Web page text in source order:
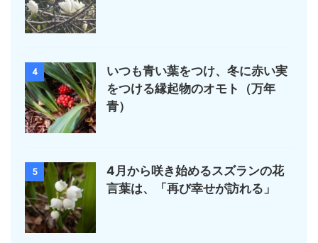
4
いつも青い葉をつけ、冬に赤い実
をつける縁起物のオモト（万年
青）
5
4月から咲き始めるスズランの花
言葉は、「再び幸せが訪れる」